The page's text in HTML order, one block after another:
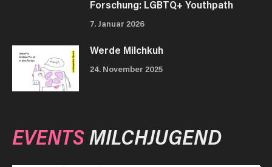
Forschung: LGBTQ+ Youthpath
7. Januar 2026
Werde Milchkuh
24. November 2025
EVENTSMILCHJUGEND